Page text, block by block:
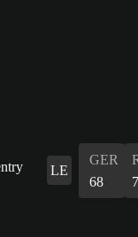
LE
GER
68